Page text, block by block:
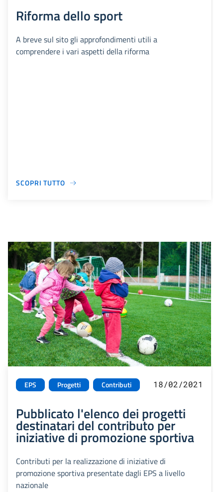
Riforma dello sport
A breve sul sito gli approfondimenti utili a
comprendere i vari aspetti della riforma
SCOPRI TUTTO
EPS Progetti Contributi 18/02/2021
Pubblicato l'elenco dei progetti
destinatari del contributo per
iniziative di promozione sportiva
Contributi per la realizzazione di iniziative di
promozione sportiva presentate dagli EPS a livello
nazionale